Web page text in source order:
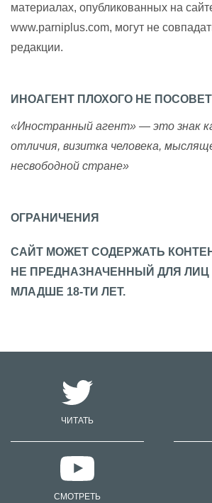
материалах, опубликованных на
www.parniplus.com, могут не
редакции.
ИНОАГЕНТ ПЛОХОГО НЕ
«Иностранный агент» — это знак
отличия, визитка человека,
несвободной стране»
ОГРАНИЧЕНИЯ
САЙТ МОЖЕТ СОДЕРЖАТЬ
НЕ ПРЕДНАЗНАЧЕННЫЙ ДЛЯ ЛИЦ
МЛАДШЕ 18-ТИ ЛЕТ.
ЧИТАТЬ
СМОТРЕТЬ